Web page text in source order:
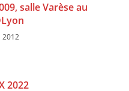
salle Varèse au
2012
2022